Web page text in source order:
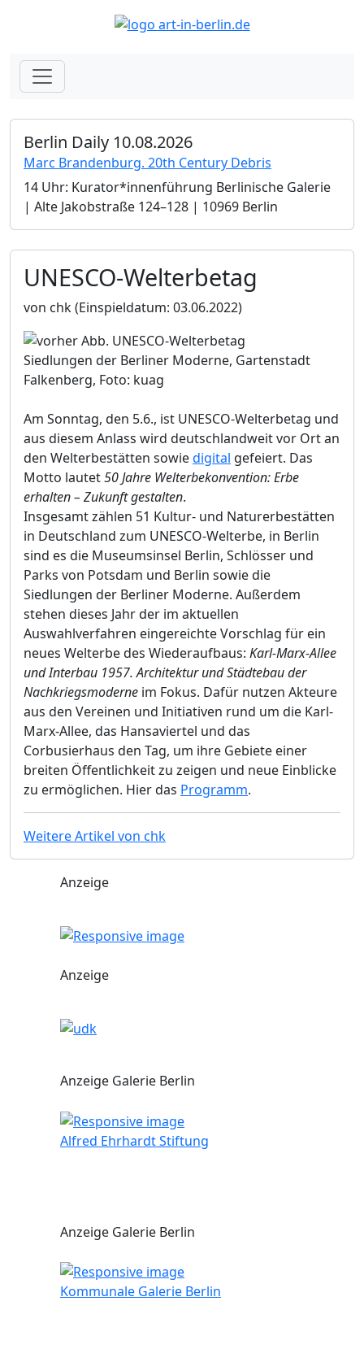
Berlin Daily 10.08.2026
Marc Brandenburg. 20th Century Debris
14 Uhr: Kurator*innenführung Berlinische Galerie
| Alte Jakobstraße 124–128 | 10969 Berlin
UNESCO-Welterbetag
von chk(Einspieldatum: 03.06.2022)
Siedlungen der Berliner Moderne, Gartenstadt
Falkenberg, Foto: kuag
Am Sonntag, den 5.6., ist UNESCO-Welterbetag und
aus diesem Anlass wird deutschlandweit vor Ort an
den Welterbestätten sowiedigital gefeiert. Das
Motto lautet50 Jahre Welterbekonvention: Erbe
erhalten – Zukunft gestalten.
Insgesamt zählen 51 Kultur- und Naturerbestätten
in Deutschland zum UNESCO-Welterbe, in Berlin
sind es die Museumsinsel Berlin, Schlösser und
Parks von Potsdam und Berlin sowie die
Siedlungen der Berliner Moderne. Außerdem
stehen dieses Jahr der im aktuellen
Auswahlverfahren eingereichte Vorschlag für ein
neues Welterbe des Wiederaufbaus: Karl-Marx-Allee
und Interbau 1957. Architektur und Städtebau der
Nachkriegsmoderne im Fokus. Dafür nutzen Akteure
aus den Vereinen und Initiativen rund um die Karl-
Marx-Allee, das Hansaviertel und das
Corbusierhaus den Tag, um ihre Gebiete einer
breiten Öffentlichkeit zu zeigen und neue Einblicke
zu ermöglichen. Hier das Programm.
Weitere Artikel von chk
Anzeige
Anzeige
Anzeige Galerie Berlin
Alfred Ehrhardt Stiftung
Anzeige Galerie Berlin
Kommunale Galerie Berlin